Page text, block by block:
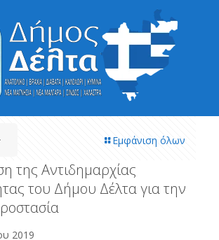
Εμφάνιση όλων
της Αντιδημαρχίας
του Δήμου Δέλτα για την
2019